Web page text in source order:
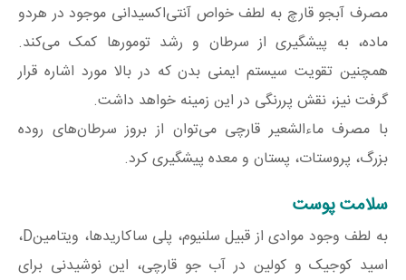
مصرف آبجو قارچ به لطف خواص آنتی‌اکسیدانی موجود در هردو
ماده، به پیشگیری از سرطان و رشد تومورها کمک می‌کند.
همچنین تقویت سیستم ایمنی بدن که در بالا مورد اشاره قرار
گرفت نیز، نقش پررنگی در این زمینه خواهد داشت.
با مصرف ماءالشعیر قارچی می‌توان از بروز سرطان‌های روده
بزرگ، پروستات، پستان و معده پیشگیری کرد.
سلامت پوست
به لطف وجود موادی از قبیل سلنیوم، پلی ساکاریدها، ویتامینD،
اسید کوجیک و کولین در آب جو قارچی، این نوشیدنی برای